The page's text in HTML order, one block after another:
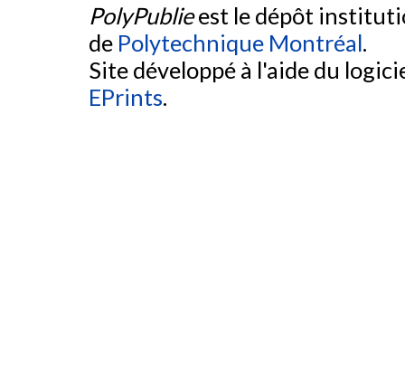
PolyPublieest le dépôt
de Polytechnique Montréal.
Site développé à l'aide du
EPrints.